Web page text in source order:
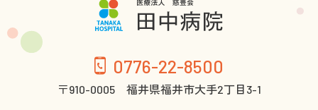
0776-22-8500
〒910-0005 福井県福井市大手2丁目3-1